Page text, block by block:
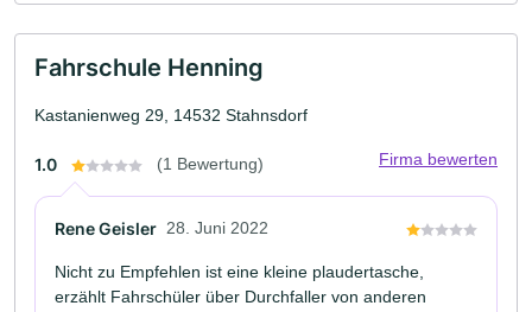
Fahrschule Henning
Kastanienweg 29, 14532 Stahnsdorf
1.0 (1 Bewertung) Firma bewerten
Rene Geisler 28. Juni 2022
Nicht zu Empfehlen ist eine kleine plaudertasche,
erzählt Fahrschüler über Durchfaller von anderen